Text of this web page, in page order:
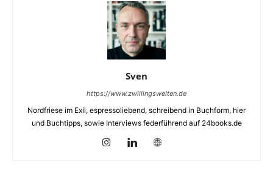
Sven
https://www.zwillingswelten.de
Nordfriese im Exil, espressoliebend, schreibend in Buchform, hier
und Buchtipps, sowie Interviews federführend auf 24books.de